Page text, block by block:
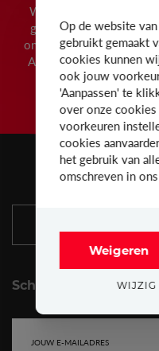
Wist je dat we bij
geven op al onze
onze wagens te
Aarzel dan niet om ons
langs te komen
Schrijf je in op onze
mailadres
Op de website
gebruikt gemaakt
cookies kunnen
ook jouw
'Aanpassen' te
over onze
voorkeuren
cookies
het gebruik van
omschreven in
Weigeren
WIJZIG